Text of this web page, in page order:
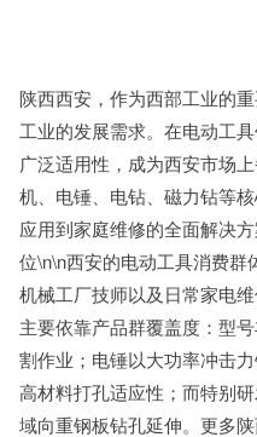
陕西西安，作为西部工业的
工业的发展需求。在电动工
广泛适用性，成为西安市场
机、电锤、电钻、磁力钻等
应用到家庭维修的全面解决
位\n\n西安的电动工具消费群
机械工厂技师以及日常家电
主要依靠产品群覆盖度：型
割作业；电锤以大功率冲击
高材料打孔适应性；而特别
域向重钢板钻孔延伸。更多